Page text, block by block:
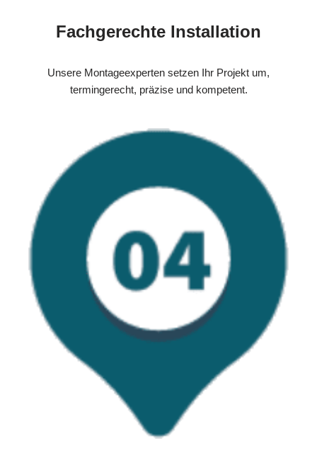
Fachgerechte Installation
Unsere Montageexperten setzen Ihr Projekt um,
termingerecht, präzise und kompetent.